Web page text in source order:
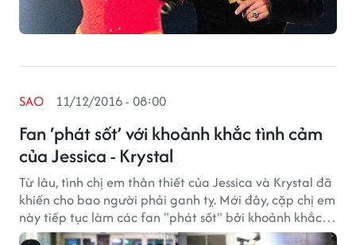
Fan ‘phát sốt’ với khoảnh khắc tình cảm
của Jessica - Krystal
SAO 11/12/2016 - 08:00
Từ lâu, tình chị em thân thiết của Jessica và Krystal đã
khiến cho bao người phải ganh tỵ. Mới đây, cặp chị em
này tiếp tục làm các fan "phát sốt" bởi khoảnh khắc
ngọt ngào khi trở về Hàn Quốc cùng nhau.